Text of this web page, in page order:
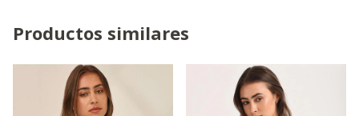
Productos similares